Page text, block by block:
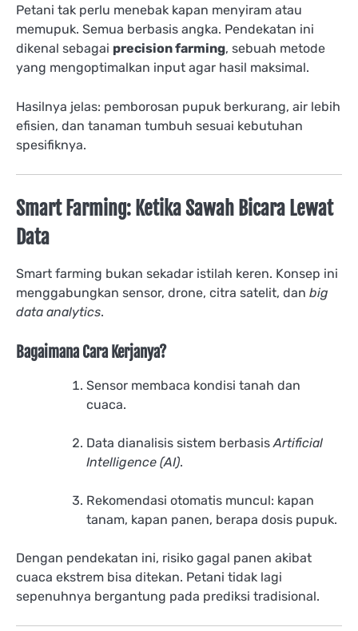
Petani tak perlu menebak kapan menyiram atau
memupuk. Semua berbasis angka. Pendekatan ini
dikenal sebagai precision farming, sebuah metode
yang mengoptimalkan input agar hasil maksimal.
Hasilnya jelas: pemborosan pupuk berkurang, air lebih
efisien, dan tanaman tumbuh sesuai kebutuhan
spesifiknya.
Smart Farming: Ketika Sawah Bicara Lewat
Data
Smart farming bukan sekadar istilah keren. Konsep ini
menggabungkan sensor, drone, citra satelit, dan big
data analytics.
Bagaimana Cara Kerjanya?
Sensor membaca kondisi tanah dan
cuaca.
Data dianalisis sistem berbasisArtificial
Intelligence (AI).
Rekomendasi otomatis muncul: kapan
tanam, kapan panen, berapa dosis pupuk.
Dengan pendekatan ini, risiko gagal panen akibat
cuaca ekstrem bisa ditekan. Petani tidak lagi
sepenuhnya bergantung pada prediksi tradisional.